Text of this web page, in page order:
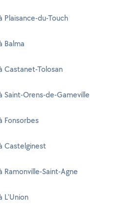
du-Touch
Balma
Castanet-Tolosan
Saint-Orens-de-Gameville
Fonsorbes
Castelginest
Saint-Agne
L'Union